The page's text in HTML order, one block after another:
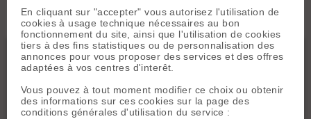
Massifs Tous
Ecrins
En cliquant sur "accepter" vous autorisez l'utilisation de
cookies à usage technique nécessaires au bon
fonctionnement du site, ainsi que l'utilisation de cookies
tiers à des fins statistiques ou de personnalisation des
annonces pour vous proposer des services et des offres
adaptées à vos centres d'interêt.
Vous pouvez à tout moment modifier ce choix ou obtenir
des informations sur ces cookies sur la page des
conditions générales d'utilisation du service :